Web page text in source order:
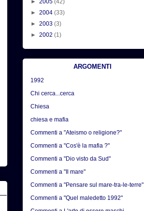
► 2005 (42)
► 2004 (33)
► 2003 (3)
► 2002 (1)
ARGOMENTI
1992
Chi cerca...cerca
Chiesa
chiesa e mafia
Commenti a "Ateismo o religione?"
Commenti a "Cos'è la mafia ?"
Commenti a "Dio visto da Sud"
Commenti a "Il mare"
Commenti a "Pensare sul mare-tra-le-terre"
Commenti a "Quel maledetto 1992"